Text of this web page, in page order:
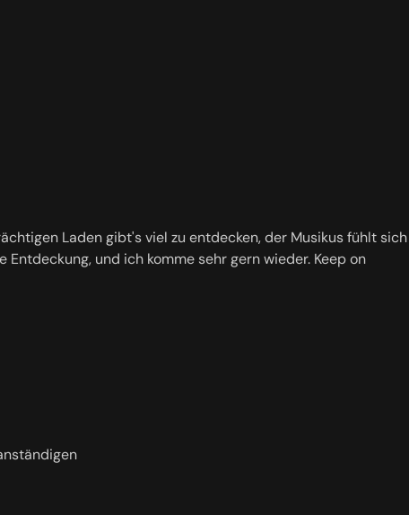
Laden gibt's viel zu entdecken, der Musikus fühlt sich
Entdeckung, und ich komme sehr gern wieder. Keep on